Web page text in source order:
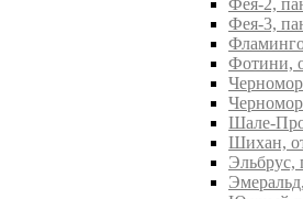
Фея-2,
Фея-3,
Фотини,
Шале-
Шихан,
Эльбрус,